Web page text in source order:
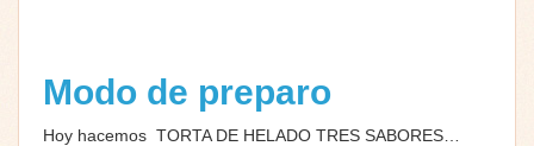
Modo de preparo
Hoy hacemos TORTA DE HELADO TRES SABORES…